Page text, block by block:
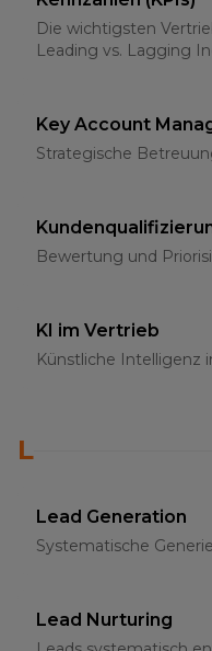
Die wichtigsten
Leading vs. Lagging
Key Account
Strategische
Bewertung und
KI im Vertrieb
Künstliche Intelligenz
L
Lead Generation
Systematische
Lead Nurturing